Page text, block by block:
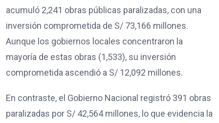
acumuló 2,241 obras públicas paralizadas, con una
inversión comprometida de S/ 73,166 millones.
Aunque los gobiernos locales concentraron la
mayoría de estas obras (1,533), su inversión
comprometida ascendió a S/ 12,092 millones.
En contraste, el Gobierno Nacional registró 391 obras
paralizadas por S/ 42,564 millones, lo que evidencia la